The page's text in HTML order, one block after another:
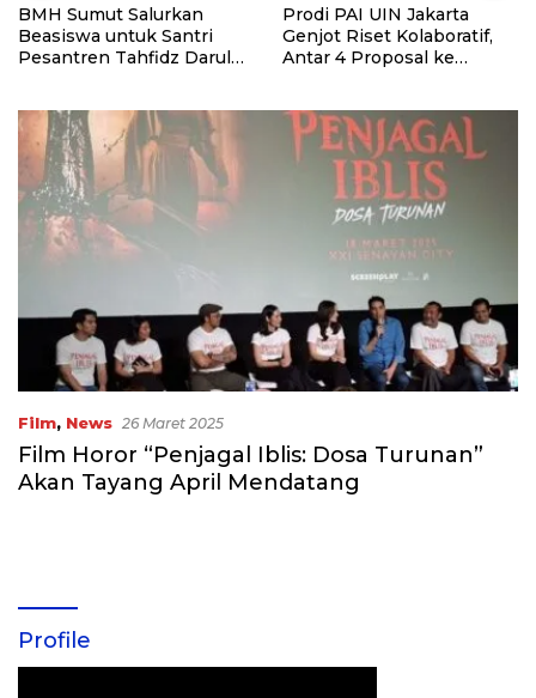
BMH Sumut Salurkan
Beasiswa untuk Santri
Pesantren Tahfidz Darul
Prodi PAI UIN Jakarta
Genjot Riset Kolaboratif,
Antar 4 Proposal ke
Film, News 26 Maret 2025
Film Horor “Penjagal Iblis: Dosa Turunan”
Akan Tayang April Mendatang
Profile